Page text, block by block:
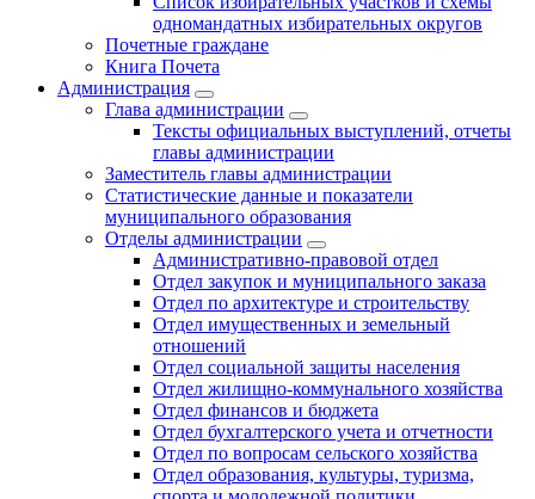
одномандатных избирательных округов
Почетные граждане
Книга Почета
Администрация
Глава администрации
Тексты официальных выступлений, отчеты
главы администрации
Заместитель главы администрации
Статистические данные и показатели
муниципального образования
Отделы администрации
Административно-правовой отдел
Отдел закупок и муниципального заказа
Отдел по архитектуре и строительству
Отдел имущественных и земельный
отношений
Отдел социальной защиты населения
Отдел жилищно-коммунального хозяйства
Отдел финансов и бюджета
Отдел бухгалтерского учета и отчетности
Отдел по вопросам сельского хозяйства
Отдел образования, культуры, туризма,